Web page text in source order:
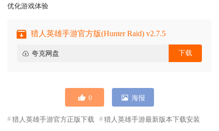
优化游戏体验
猎人英雄手游官方版(Hunter Raid) v2.7.5
夸克网盘 下载
0 海报
猎人英雄手游官方正版下载 猎人英雄手游最新版本下载安装